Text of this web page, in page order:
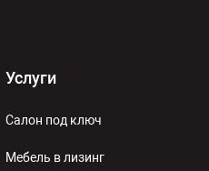
Услуги
Салон под ключ
Мебель в лизинг